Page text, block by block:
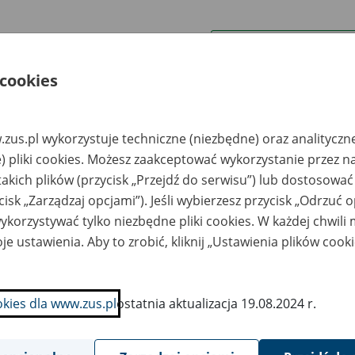
uwagi można przesyłać poprzez
Ukryj wszystkie pozycje bazy
pracy
Miejsce
przechowywania
dokumentów
Nr zespołu akt w
archiwum
państwowym
Daty
65-120 Zielona
Al.
128
Polska Sp. z o.o. al.
Katowicka 66, 05-830
Nadarzyn; tel.
wykorzystuje techniczne (niezbędne) oraz
pliki cookies. Możesz zaakceptować wykorzystanie przez
plików (przycisk „Przejdź do serwisu”) lub
„Zarządzaj opcjami”). Jeśli wybierzesz przycisk „Odrzuć
tylko niezbędne pliki cookies. W każdej chwili
ustawienia. Aby to zrobić, kliknij „Ustawienia plików
dla www.zus.plostatnia aktualizacja 19.08.2024 r.